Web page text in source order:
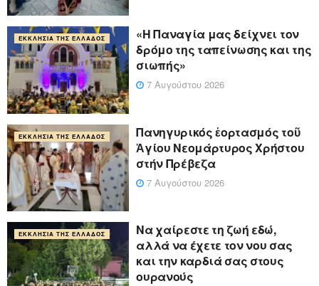
ΕΚΚΛΗΣΊΑ ΤΗΣ ΕΛΛΆΔΟΣ
«Η Παναγία μας δείχνει τον
δρόμο της ταπείνωσης και της
σιωπής»
7 Αυγούστου 2026
ΕΚΚΛΗΣΊΑ ΤΗΣ ΕΛΛΆΔΟΣ
Πανηγυρικός ἑορτασμός τοῦ
Ἁγίου Νεομάρτυρος Χρήστου
στήν Πρέβεζα
7 Αυγούστου 2026
ΕΚΚΛΗΣΊΑ ΤΗΣ ΕΛΛΆΔΟΣ
Να χαίρεστε τη ζωή εδώ,
αλλά να έχετε τον νου σας
και την καρδιά σας στους
ουρανούς